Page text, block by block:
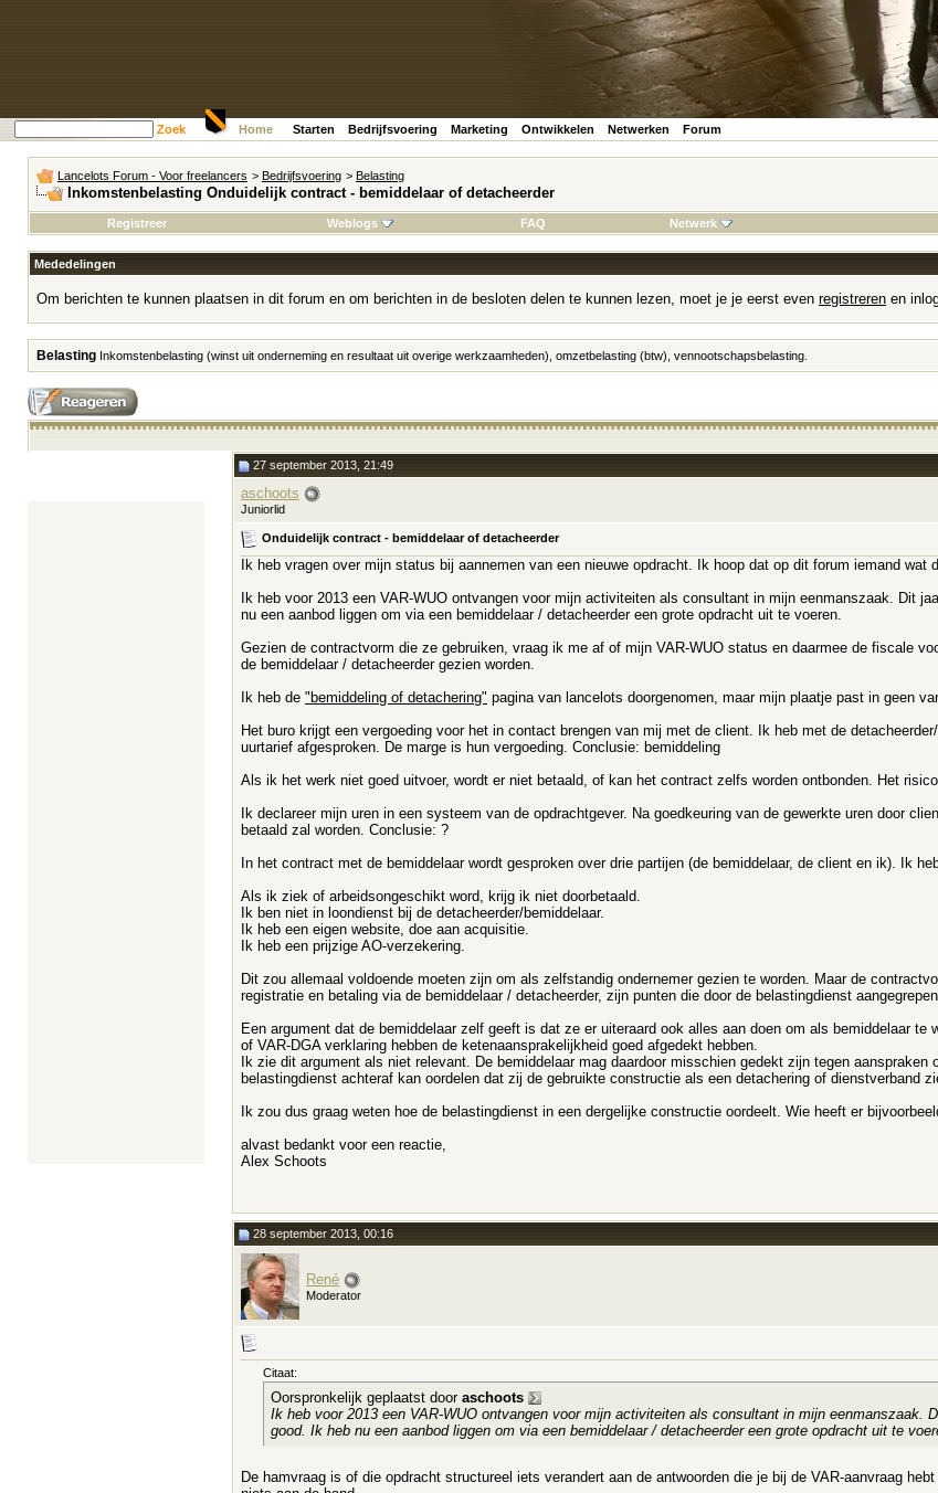
Zoek Home Starten Bedrijfsvoering Marketing Ontwikkelen Netwerken Forum
Lancelots Forum - Voor freelancers > Bedrijfsvoering > Belasting
Inkomstenbelasting Onduidelijk contract - bemiddelaar of detacheerder
Registreer
Weblogs FAQ Netwerk
Mededelingen
Om berichten te kunnen plaatsen in dit forum en om berichten in de besloten delen te kunnen lezen, moet je je eerst even registreren en
Belasting Inkomstenbelasting (winst uit onderneming en resultaat uit overige werkzaamheden), omzetbelasting (btw), vennootschapsbelasting.
27 september 2013, 21:49
aschoots
Juniorlid
Onduidelijk contract - bemiddelaar of detacheerder
Ik heb vragen over mijn status bij aannemen van een nieuwe opdracht. Ik hoop dat op dit forum iemand wat
Ik heb voor 2013 een VAR-WUO ontvangen voor mijn activiteiten als consultant in mijn eenmanszaak. Dit
nu een aanbod liggen om via een bemiddelaar / detacheerder een grote opdracht uit te voeren.
Gezien de contractvorm die ze gebruiken, vraag ik me af of mijn VAR-WUO status en daarmee de fiscale
de bemiddelaar / detacheerder gezien worden.
Ik heb de "bemiddeling of detachering" pagina van lancelots doorgenomen, maar mijn plaatje past in geen
Het buro krijgt een vergoeding voor het in contact brengen van mij met de client. Ik heb met de
uurtarief afgesproken. De marge is hun vergoeding. Conclusie: bemiddeling
Als ik het werk niet goed uitvoer, wordt er niet betaald, of kan het contract zelfs worden ontbonden. Het
Ik declareer mijn uren in een systeem van de opdrachtgever. Na goedkeuring van de gewerkte uren door
betaald zal worden. Conclusie: ?
In het contract met de bemiddelaar wordt gesproken over drie partijen (de bemiddelaar, de client en ik). Ik
Als ik ziek of arbeidsongeschikt word, krijg ik niet doorbetaald.
Ik ben niet in loondienst bij de detacheerder/bemiddelaar.
Ik heb een eigen website, doe aan acquisitie.
Ik heb een prijzige AO-verzekering.
Dit zou allemaal voldoende moeten zijn om als zelfstandig ondernemer gezien te worden. Maar de
registratie en betaling via de bemiddelaar / detacheerder, zijn punten die door de belastingdienst
Een argument dat de bemiddelaar zelf geeft is dat ze er uiteraard ook alles aan doen om als bemiddelaar
of VAR-DGA verklaring hebben de ketenaansprakelijkheid goed afgedekt hebben.
Ik zie dit argument als niet relevant. De bemiddelaar mag daardoor misschien gedekt zijn tegen
belastingdienst achteraf kan oordelen dat zij de gebruikte constructie als een detachering of dienstverband
Ik zou dus graag weten hoe de belastingdienst in een dergelijke constructie oordeelt. Wie heeft er
alvast bedankt voor een reactie,
Alex Schoots
28 september 2013, 00:16
René
Moderator
Citaat:
Oorspronkelijk geplaatst door aschoots
Ik heb voor 2013 een VAR-WUO ontvangen voor mijn activiteiten als consultant in mijn eenmanszaak.
good. Ik heb nu een aanbod liggen om via een bemiddelaar / detacheerder een grote opdracht uit te
De hamvraag is of die opdracht structureel iets verandert aan de antwoorden die je bij de VAR-aanvraag